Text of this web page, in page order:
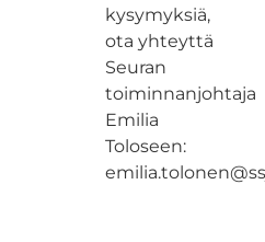
kysymyksiä,
ota yhteyttä
Seuran
toiminnanjohtaja
Emilia
Toloseen: